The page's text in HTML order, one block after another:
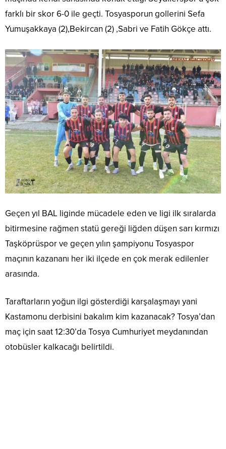
farklı bir skor 6-0 ile geçti. Tosyasporun gollerini Sefa
Yumuşakkaya (2),Bekircan (2) ,Sabri ve Fatih Gökçe attı.
Geçen yıl BAL liginde mücadele eden ve ligi ilk sıralarda
bitirmesine rağmen statü gereği liğden düşen sarı kırmızı
Taşköprüspor ve geçen yılın şampiyonu Tosyaspor
maçının kazananı her iki ilçede en çok merak edilenler
arasında.
Taraftarların yoğun ilgi gösterdiği karşalaşmayı yani
Kastamonu derbisini bakalım kim kazanacak? Tosya’dan
maç için saat 12:30’da Tosya Cumhuriyet meydanından
otobüsler kalkacağı belirtildi.